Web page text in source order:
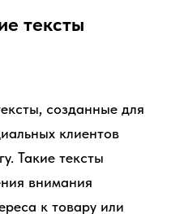
тексты
созданные для
клиентов
Такие тексты
внимания
к товару или